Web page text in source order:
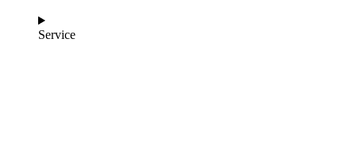
Service